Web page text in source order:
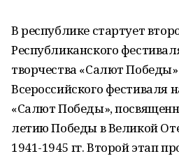
В республике стартует
Республиканского
творчества «Салют
Всероссийского фестиваля
«Салют Победы»,
летию Победы в Великой
1941-1945 гг. Второй этап